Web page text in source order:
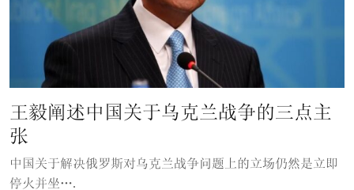
王毅阐述中国关于乌克兰战争的三点主
张
中国关于解决俄罗斯对乌克兰战争问题上的立场仍然是立即
停火并坐….